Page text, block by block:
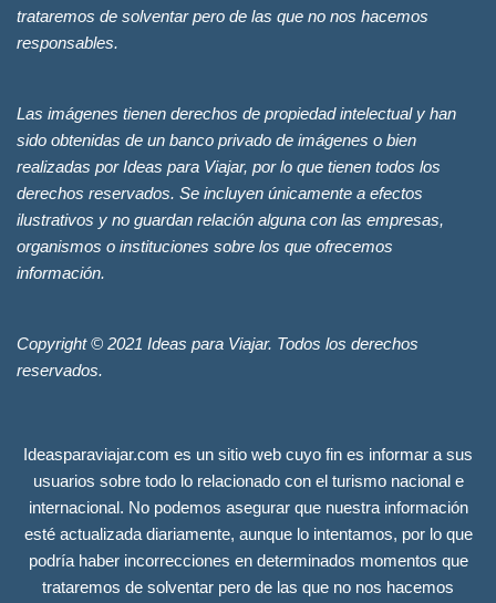
trataremos de solventar pero de las que no nos hacemos
responsables.
Las imágenes tienen derechos de propiedad intelectual y han
sido obtenidas de un banco privado de imágenes o bien
realizadas por Ideas para Viajar, por lo que tienen todos los
derechos reservados. Se incluyen únicamente a efectos
ilustrativos y no guardan relación alguna con las empresas,
organismos o instituciones sobre los que ofrecemos
información.
Copyright © 2021 Ideas para Viajar. Todos los derechos
reservados.
Ideasparaviajar.com es un sitio web cuyo fin es informar a sus
usuarios sobre todo lo relacionado con el turismo nacional e
internacional. No podemos asegurar que nuestra información
esté actualizada diariamente, aunque lo intentamos, por lo que
podría haber incorrecciones en determinados momentos que
trataremos de solventar pero de las que no nos hacemos